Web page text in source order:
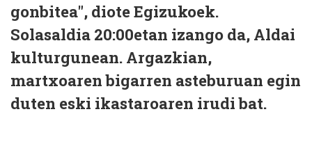
gonbitea", diote Egizukoek.
Solasaldia 20:00etan izango da, Aldai
kulturgunean. Argazkian,
martxoaren bigarren asteburuan egin
duten eski ikastaroaren irudi bat.